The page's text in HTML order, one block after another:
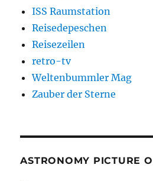
ISS Raumstation
Reisedepeschen
Reisezeilen
retro-tv
Weltenbummler Mag
Zauber der Sterne
ASTRONOMY PICTURE